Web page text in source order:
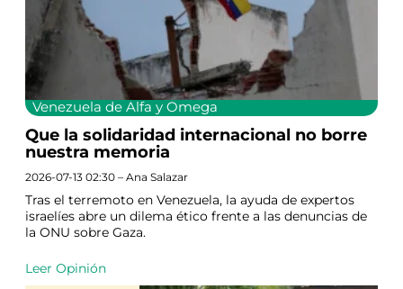
Venezuela de Alfa y Omega
Que la solidaridad internacional no borre
nuestra memoria
2026-07-13 02:30 – Ana Salazar
Tras el terremoto en Venezuela, la ayuda de expertos
israelíes abre un dilema ético frente a las denuncias de
la ONU sobre Gaza.
Leer Opinión